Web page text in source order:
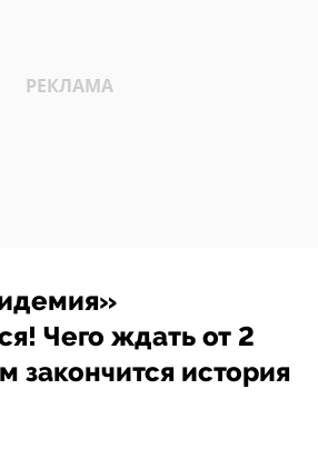
Чего ждать от 2
закончится история